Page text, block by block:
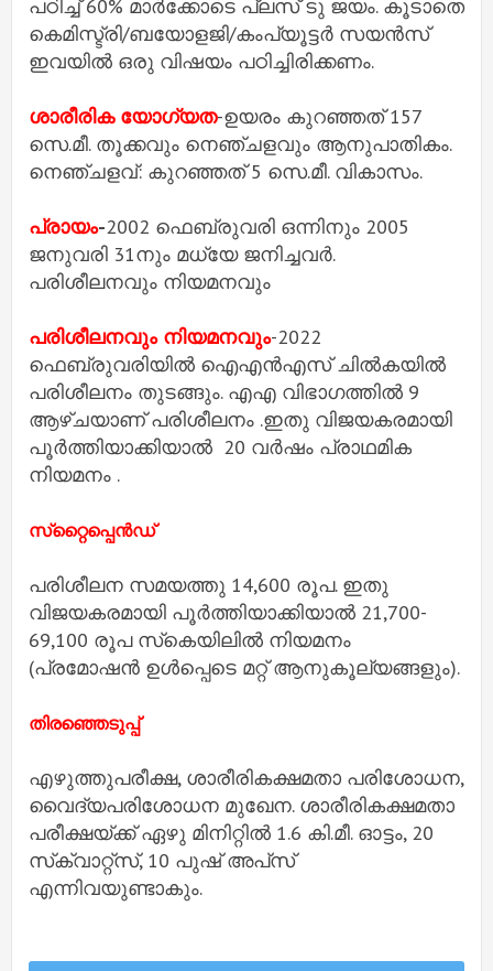
പഠിച്ച് 60% മാര്‍ക്കോടെ പ്ലസ് ടു ജയം. കൂടാതെ
കെമിസ്ട്രി/ബയോളജി/കംപ്യൂട്ടര്‍ സയന്‍സ്
ഇവയില്‍ ഒരു വിഷയം പഠിച്ചിരിക്കണം.
ശാരീരിക യോഗ്യത-ഉയരം കുറഞ്ഞത് 157
സെ.മീ. തൂക്കവും നെഞ്ചളവും ആനുപാതികം.
നെഞ്ചളവ്: കുറഞ്ഞത് 5 സെ.മീ. വികാസം.
പ്രായം-2002 ഫെബ്രുവരി ഒന്നിനും 2005
ജനുവരി 31നും മധ്യേ ജനിച്ചവര്‍.
പരിശീലനവും നിയമനവും
പരിശീലനവും നിയമനവും-2022
ഫെബ്രുവരിയില്‍ ഐഎന്‍എസ് ചില്‍കയില്‍
പരിശീലനം തുടങ്ങും. എഎ വിഭാഗത്തില്‍ 9
ആഴ്ചയാണ് പരിശീലനം .ഇതു വിജയകരമായി
പൂര്‍ത്തിയാക്കിയാല്‍ 20 വര്‍ഷം പ്രാഥമിക
നിയമനം .
സ്‌റ്റൈപ്പെന്‍ഡ്
പരിശീലന സമയത്തു 14,600 രൂപ. ഇതു
വിജയകരമായി പൂര്‍ത്തിയാക്കിയാല്‍ 21,700-
69,100 രൂപ സ്‌കെയിലില്‍ നിയമനം
(പ്രമോഷന്‍ ഉള്‍പ്പെടെ മറ്റ് ആനുകൂല്യങ്ങളും).
തിരഞ്ഞെടുപ്പ്
എഴുത്തുപരീക്ഷ, ശാരീരികക്ഷമതാ പരിശോധന,
വൈദ്യപരിശോധന മുഖേന. ശാരീരികക്ഷമതാ
പരീക്ഷയ്ക്ക് ഏഴു മിനിറ്റില്‍ 1.6 കി.മീ. ഓട്ടം, 20
സ്‌ക്വാറ്റ്‌സ്, 10 പുഷ് അപ്‌സ്
എന്നിവയുണ്ടാകും.